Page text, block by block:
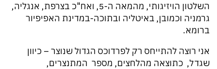
השלטון הויזיגותי, מהמאה ה-5, ואח"כ בצרפת, אנגליה,
גרמניה וכמובן, באיטליה ובתוכה-במדינת האפיפיור
ברומא.
אני רוצה להתייחס רק לפרדוכס הגדול שנוצר – כיוון
שגדל, כתוצאה מהלחצים, מספר המתנצרים,